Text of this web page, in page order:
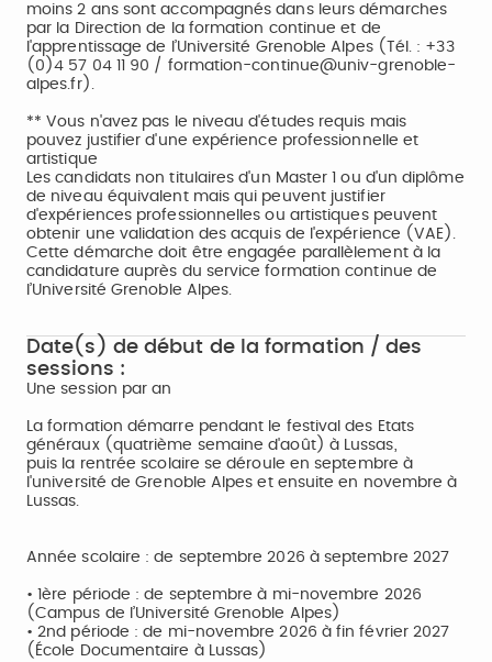
moins 2 ans sont accompagnés dans leurs démarches
par la Direction de la formation continue et de
l'apprentissage de l’Université Grenoble Alpes (Tél. : +33
(0)4 57 04 11 90 / formation-continue@univ-grenoble-
alpes.fr).
** Vous n'avez pas le niveau d'études requis mais
pouvez justifier d'une expérience professionnelle et
artistique
Les candidats non titulaires d'un Master 1 ou d'un diplôme
de niveau équivalent mais qui peuvent justifier
d'expériences professionnelles ou artistiques peuvent
obtenir une validation des acquis de l'expérience (VAE).
Cette démarche doit être engagée parallèlement à la
candidature auprès du service formation continue de
l’Université Grenoble Alpes.
Date(s) de début de la formation / des
sessions :
Une session par an
La formation démarre pendant le festival des Etats
généraux (quatrième semaine d'août) à Lussas,
puis la rentrée scolaire se déroule en septembre à
l'université de Grenoble Alpes et ensuite en novembre à
Lussas.
Année scolaire : de septembre 2026 à septembre 2027
• 1ère période : de septembre à mi-novembre 2026
(Campus de l’Université Grenoble Alpes)
• 2nd période : de mi-novembre 2026 à fin février 2027
(École Documentaire à Lussas)